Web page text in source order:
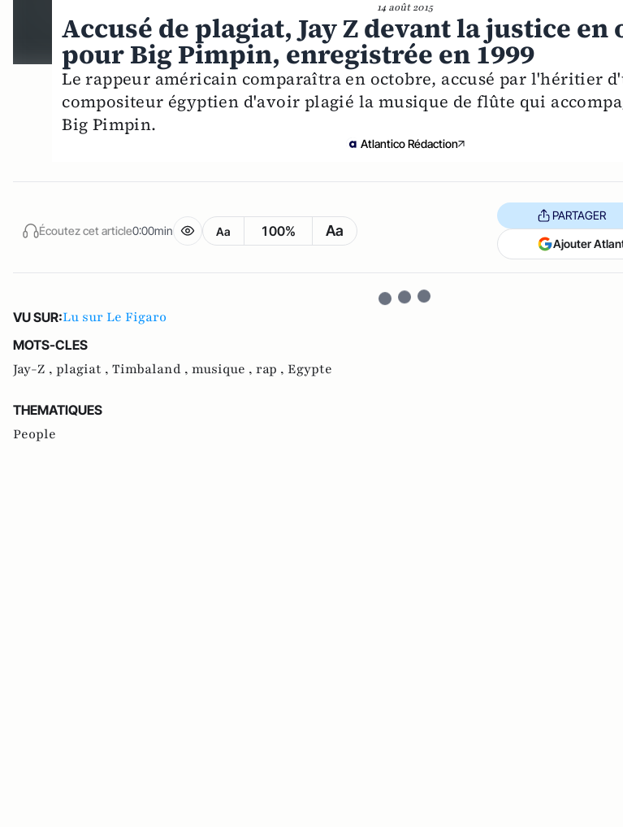
14 août 2015
Accusé de plagiat, Jay Z devant la justice en
pour Big Pimpin, enregistrée en 1999
Le rappeur américain comparaîtra en octobre, accusé par l'héritier
compositeur égyptien d'avoir plagié la musique de flûte qui
Big Pimpin.
Atlantico Rédaction
Écoutez cet article0:00min Aa 100% Aa
PARTAGER
Ajouter
VU SUR:Lu sur Le Figaro
MOTS-CLES
Jay-Z , plagiat , Timbaland , musique , rap , Egypte
THEMATIQUES
People